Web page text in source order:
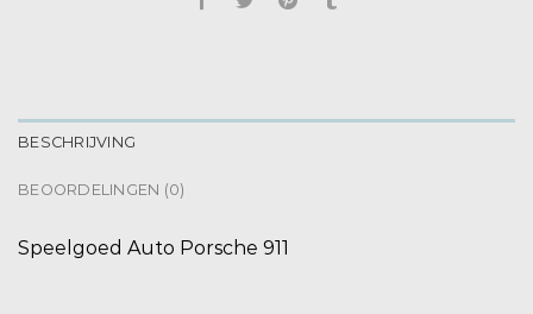
BESCHRIJVING
BEOORDELINGEN (0)
Speelgoed Auto Porsche 911